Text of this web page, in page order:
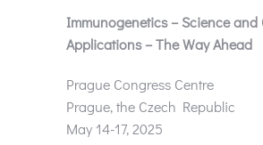
Immunogenetics – Science and
Applications – The Way Ahead
Prague Congress Centre
Prague, the Czech Republic
May 14-17, 2025